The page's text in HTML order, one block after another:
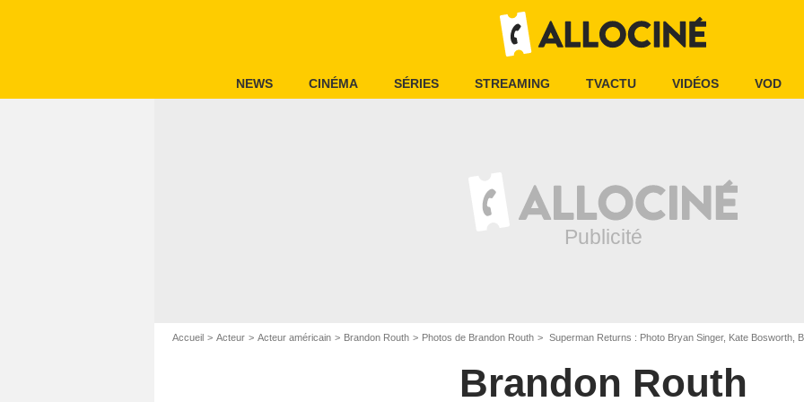
NEWS CINÉMA SÉRIES STREAMING TVACTU VIDÉOS VOD
Accueil Acteur Acteur américain Brandon Routh Photos de Brandon Routh Superman Returns : Photo Bryan Singer, Kate Bosworth,
Brandon Routh